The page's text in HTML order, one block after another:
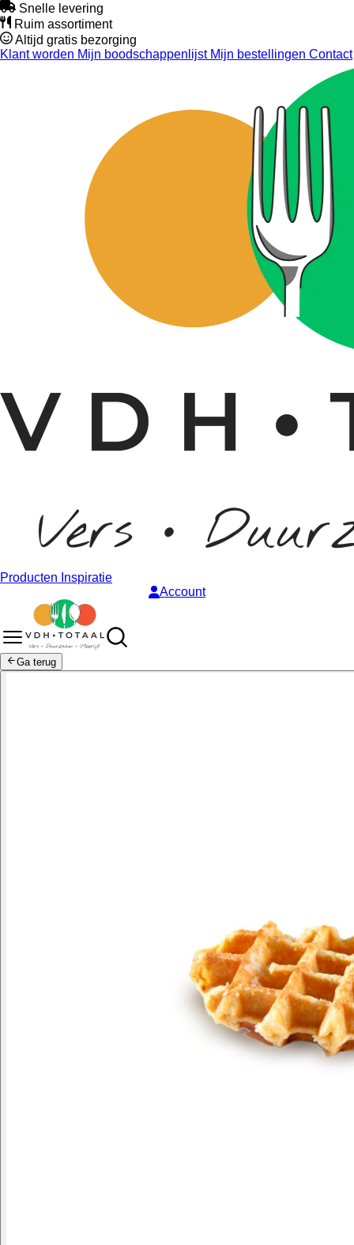
Snelle levering
Ruim assortiment
Altijd gratis bezorging
Klant worden Mijn boodschappenlijstMijn bestellingen Contact
Producten Inspiratie
Account
Ga terug